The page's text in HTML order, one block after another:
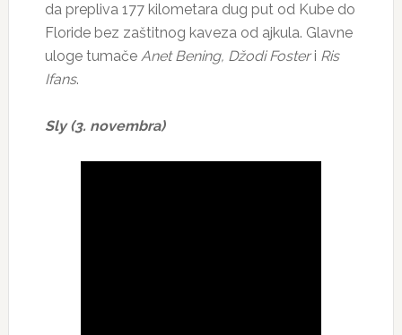
da prepliva 177 kilometara dug put od Kube do
Floride bez zaštitnog kaveza od ajkula. Glavne
uloge tumače Anet Bening, Džodi Fosteri Ris
Ifans.
Sly (3. novembra)